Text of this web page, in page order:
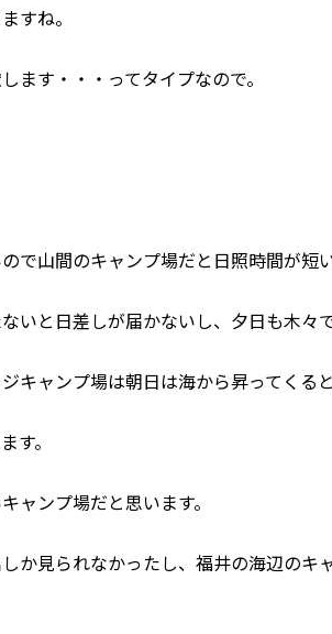
すね。
ます・・・ってタイプなので。
で山間のキャンプ場だと日照時間が短い
いと日差しが届かないし、夕日も木々
キャンプ場は朝日は海から昇ってくる
す。
ャンプ場だと思います。
か見られなかったし、福井の海辺のキ